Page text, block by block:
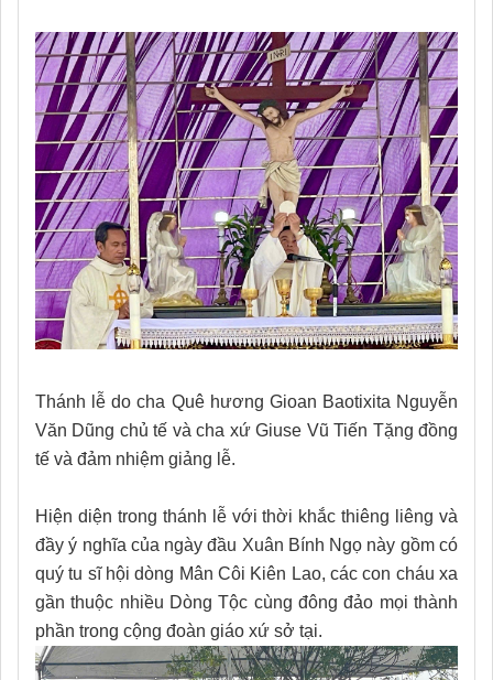
Thánh lễ do cha Quê hương Gioan Baotixita Nguyễn
Văn Dũng chủ tế và cha xứ Giuse Vũ Tiến Tặng đồng
tế và đảm nhiệm giảng lễ.
Hiện diện trong thánh lễ với thời khắc thiêng liêng và
đầy ý nghĩa của ngày đầu Xuân Bính Ngọ này gồm có
quý tu sĩ hội dòng Mân Côi Kiên Lao, các con cháu xa
gần thuộc nhiều Dòng Tộc cùng đông đảo mọi thành
phần trong cộng đoàn giáo xứ sở tại.